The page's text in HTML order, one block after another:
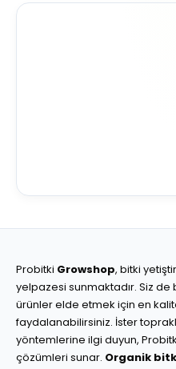
Probitki Growshop, bitki
yelpazesi sunmaktadır. Siz de
ürünler elde etmek için en
faydalanabilirsiniz. İster
yöntemlerine ilgi duyun,
çözümleri sunar. Organik